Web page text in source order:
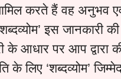
करते हैं वह अनुभव एवं
इस जानकारी
आधार पर आप द्वारा
के लिए ‘शब्दव्योम’